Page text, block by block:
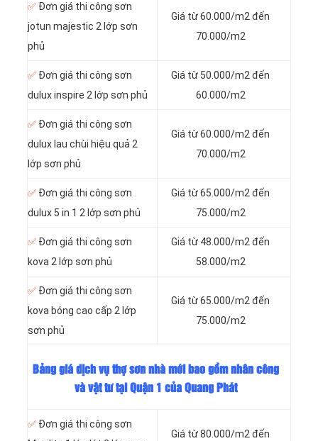
✅ Đơn giá thi công sơn
jotun majestic 2 lớp sơn
phủ
Giá từ 60.000/m2 đến
70.000/m2
✅ Đơn giá thi công sơn
dulux inspire 2 lớp sơn phủ
Giá từ 50.000/m2 đến
60.000/m2
✅ Đơn giá thi công sơn
dulux lau chùi hiệu quả 2
lớp sơn phủ
Giá từ 60.000/m2 đến
70.000/m2
✅ Đơn giá thi công sơn
dulux 5 in 1 2 lớp sơn phủ
Giá từ 65.000/m2 đến
75.000/m2
✅ Đơn giá thi công sơn
kova 2 lớp sơn phủ
Giá từ 48.000/m2 đến
58.000/m2
✅ Đơn giá thi công sơn
kova bóng cao cấp 2 lớp
sơn phủ
Giá từ 65.000/m2 đến
75.000/m2
Bảng giá dịch vụ thợ sơn nhà mới bao gồm nhân công
và vật tư tại Quận 1 của Quang Phát
✅ Đơn giá thi công sơn
Giá từ 80.000/m2 đến